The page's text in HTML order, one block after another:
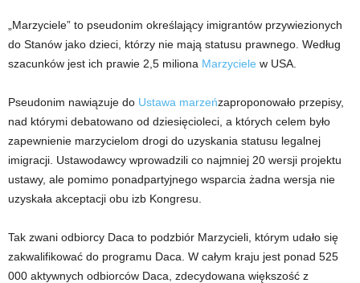
„Marzyciele” to pseudonim określający imigrantów przywiezionych
do Stanów jako dzieci, którzy nie mają statusu prawnego. Według
szacunków jest ich prawie 2,5 miliona Marzyciele w USA.
Pseudonim nawiązuje do Ustawa marzeńzaproponowało przepisy,
nad którymi debatowano od dziesięcioleci, a których celem było
zapewnienie marzycielom drogi do uzyskania statusu legalnej
imigracji. Ustawodawcy wprowadzili co najmniej 20 wersji projektu
ustawy, ale pomimo ponadpartyjnego wsparcia żadna wersja nie
uzyskała akceptacji obu izb Kongresu.
Tak zwani odbiorcy Daca to podzbiór Marzycieli, którym udało się
zakwalifikować do programu Daca. W całym kraju jest ponad 525
000 aktywnych odbiorców Daca, zdecydowana większość z